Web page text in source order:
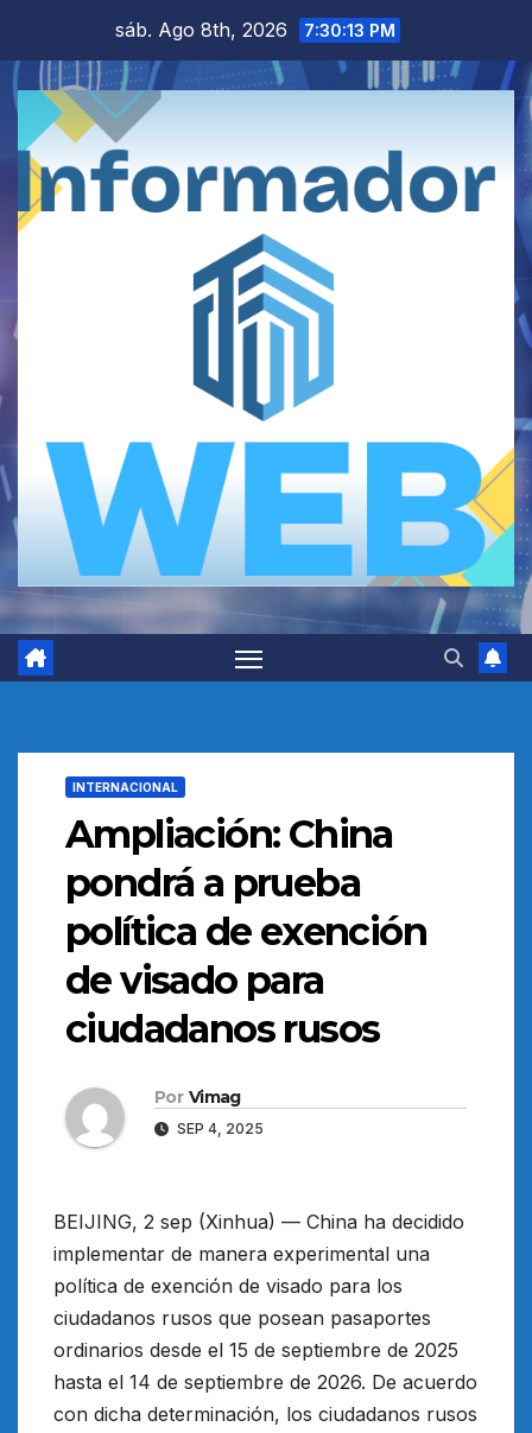
contenido
sáb. Ago 8th, 2026 7:30:13 PM
INTERNACIONAL
Ampliación: China
pondrá a prueba
política de exención
de visado para
ciudadanos rusos
Por Vimag
SEP 4, 2025
BEIJING, 2 sep (Xinhua) — China ha decidido
implementar de manera experimental una
política de exención de visado para los
ciudadanos rusos que posean pasaportes
ordinarios desde el 15 de septiembre de 2025
hasta el 14 de septiembre de 2026. De acuerdo
con dicha determinación, los ciudadanos rusos